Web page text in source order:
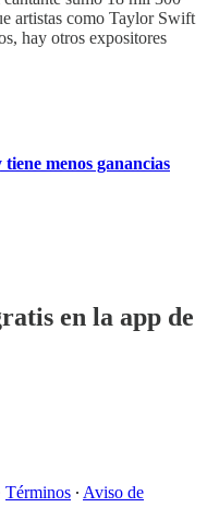
artistas como Taylor Swift
hay otros expositores
menos ganancias
en la app de
Términos ∙ Aviso de